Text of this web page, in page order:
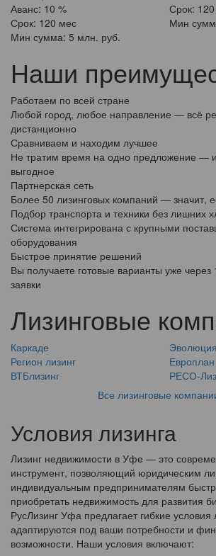
Аванс: 10 %
Срок: 120 мес
Мин сумма: 5 млн. руб.
Срок:
Мин
Наши
Работаем по всей стране
Любой город, любое направление — всё
дистанционно
Сравниваем и находим лучшее
Не тратим время на одно предложение —
выгодное
Партнерская сеть
Более 50 лизинговых компаний — значит,
Подбор транспорта и техники без лишних
Система интегрирована с крупными
оборудования
Быстрое принятие решений
Вы получаете готовые варианты уже через
заявки
Лизинговые
Каркаде
Регион лизинг
Европлан
ВТБлизинг
РЕСО-
Все лизинговые
Условия лизинга
Лизинг недвижимости в Уфе — это
инструмент, позволяющий юридическим
индивидуальным предпринимателям
приобретать недвижимость для развития
РусЛизинг Уфа предлагает гибкие условия
адаптируются под ваши потребности и
возможности. Наши условия включают: